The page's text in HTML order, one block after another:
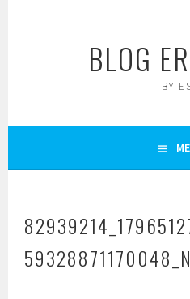
BLOG
BY
59328871170048_N